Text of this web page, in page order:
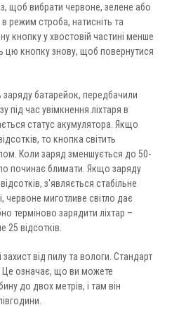
щоб вибрати червоне, зелене або
режим строба, натисніть та
кнопку у хвостовій частині менше
цю кнопку знову, щоб повернутися
заряду батарейок, передбачили
під час увімкнення ліхтаря в
статус акумулятора. Якщо
то кнопка світить
Коли заряд зменшується до 50-
починає блимати. Якщо заряду
з'являється стабільне
червоне миготливе світло дає
терміново зарядити ліхтар –
25 відсотків.
від пилу та вологи. Стандарт
Це означає, що ви можете
до двох метрів, і там він